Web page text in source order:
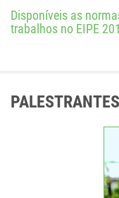
Disponíveis as
trabalhos no EIPE
PALESTRANTES